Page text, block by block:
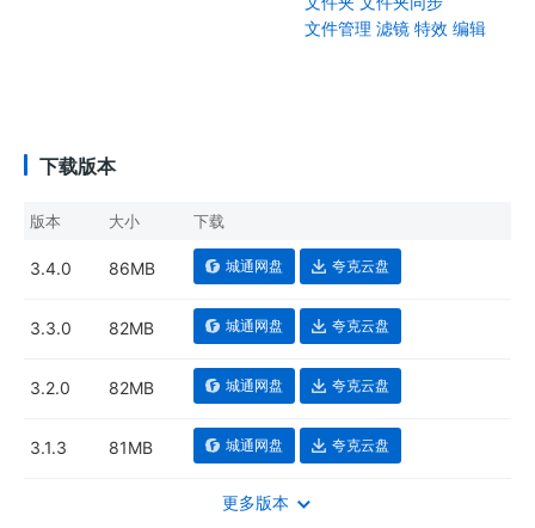
文件管理 滤镜 特效 编辑
下载版本
版本 大小 下载
3.4.0 86MB 城通网盘 夸克云盘
3.3.0 82MB 城通网盘 夸克云盘
3.2.0 82MB 城通网盘 夸克云盘
3.1.3 81MB 城通网盘 夸克云盘
更多版本